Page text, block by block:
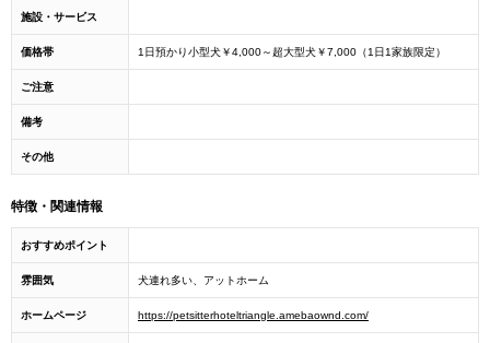
施設・サービス
価格帯 1日預かり小型犬￥4,000～超大型犬￥7,000（1日1家族限定）
ご注意
備考
その他
特徴・関連情報
おすすめポイント
雰囲気 犬連れ多い、アットホーム
ホームページ https://petsitterhoteltriangle.amebaownd.com/